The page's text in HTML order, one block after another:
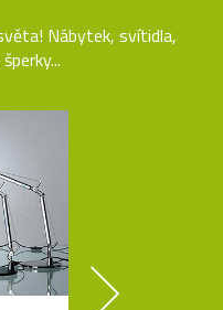
Nábytek, svítidla,